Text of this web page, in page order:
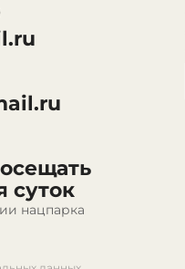
суток
нацпарка